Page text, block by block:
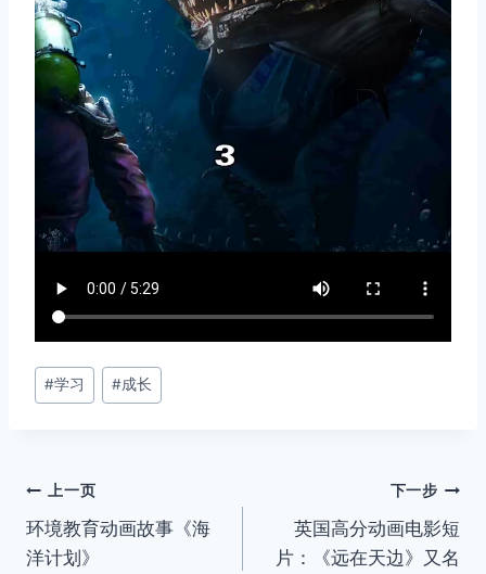
文
章
#学习 #成长
文
章
上一页
环境教育动画故事《海
洋计划》
下一步
英国高分动画电影短
片：《远在天边》又名